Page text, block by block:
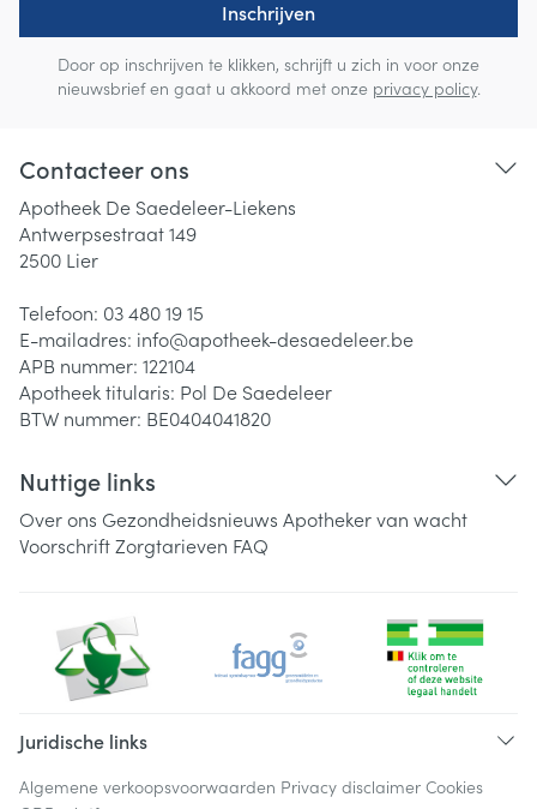
Inschrijven
Door op inschrijven te klikken, schrijft u zich in voor onze
nieuwsbrief en gaat u akkoord met onze privacy policy.
Contacteer ons
Apotheek De Saedeleer-Liekens
Antwerpsestraat 149
2500 Lier
Telefoon: 03 480 19 15
E-mailadres: info@apotheek-desaedeleer.be
APB nummer: 122104
Apotheek titularis: Pol De Saedeleer
BTW nummer: BE0404041820
Nuttige links
Over ons Gezondheidsnieuws Apotheker van wacht
VoorschriftZorgtarieven FAQ
Juridische links
Algemene verkoopsvoorwaarden Privacy disclaimer Cookies